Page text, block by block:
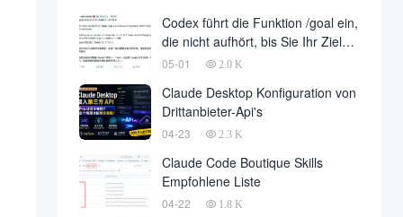
im Namen der Entwicklungsfirma
zu einer großen Anzahl von fallen
Codex führt die Funktion /goal ein,
die nicht aufhört, bis Sie Ihr Ziel
erreicht haben
05-01 2.0 K
Claude Desktop Konfiguration von
Drittanbieter-Api's
04-23 2.3 K
Claude Code Boutique Skills
Empfohlene Liste
04-22 1.8 K